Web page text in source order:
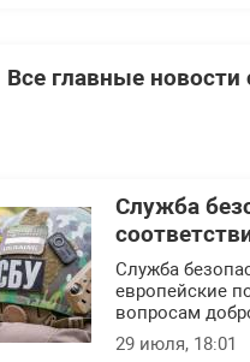
Все главные
Служба
Служба
европейские
вопросам
29 июля, 18:01